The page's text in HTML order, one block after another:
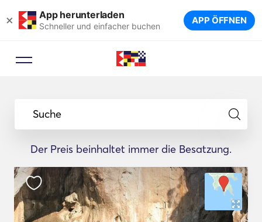
× App herunterladen
Schneller und einfacher buchen APP ÖFFNEN
Suche
Der Preis beinhaltet immer die Besatzung.